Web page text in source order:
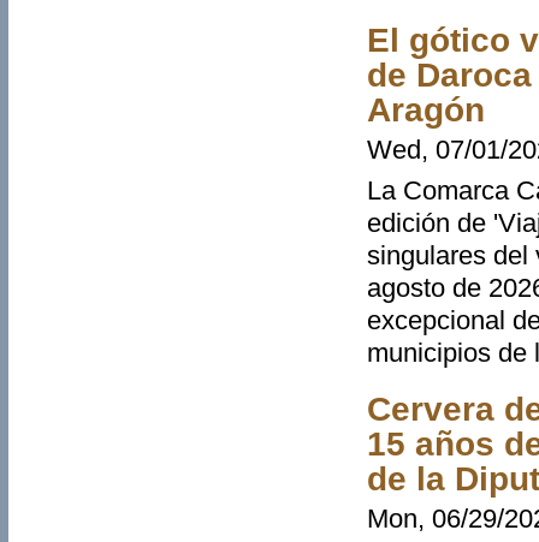
El gótico
de
Aragón
Wed, 07/01/
La Comarca
edición de
singulares del
agosto de
excepcional
municipios de
Cervera
15 años
de la
Mon, 06/29/